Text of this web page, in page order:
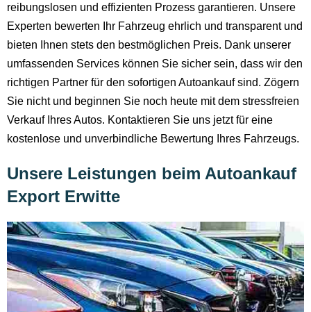
reibungslosen und effizienten Prozess garantieren. Unsere
Experten bewerten Ihr Fahrzeug ehrlich und transparent und
bieten Ihnen stets den bestmöglichen Preis. Dank unserer
umfassenden Services können Sie sicher sein, dass wir den
richtigen Partner für den sofortigen Autoankauf sind. Zögern
Sie nicht und beginnen Sie noch heute mit dem stressfreien
Verkauf Ihres Autos. Kontaktieren Sie uns jetzt für eine
kostenlose und unverbindliche Bewertung Ihres Fahrzeugs.
Unsere Leistungen beim Autoankauf
Export Erwitte